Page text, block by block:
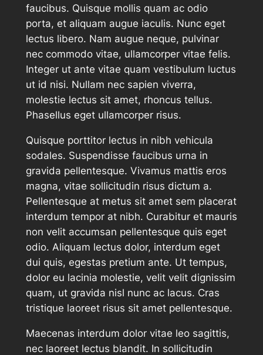
faucibus. Quisque mollis quam ac odio
porta, et aliquam augue iaculis. Nunc eget
lectus libero. Nam augue neque, pulvinar
nec commodo vitae, ullamcorper vitae felis.
Integer ut ante vitae quam vestibulum luctus
ut id nisi. Nullam nec sapien viverra,
molestie lectus sit amet, rhoncus tellus.
Phasellus eget ullamcorper risus.
Quisque porttitor lectus in nibh vehicula
sodales. Suspendisse faucibus urna in
gravida pellentesque. Vivamus mattis eros
magna, vitae sollicitudin risus dictum a.
Pellentesque at metus sit amet sem placerat
interdum tempor at nibh. Curabitur et mauris
non velit accumsan pellentesque quis eget
odio. Aliquam lectus dolor, interdum eget
dui quis, egestas pretium ante. Ut tempus,
dolor eu lacinia molestie, velit velit dignissim
quam, ut gravida nisl nunc ac lacus. Cras
tristique laoreet risus sit amet pellentesque.
Maecenas interdum dolor vitae leo sagittis,
nec laoreet lectus blandit. In sollicitudin